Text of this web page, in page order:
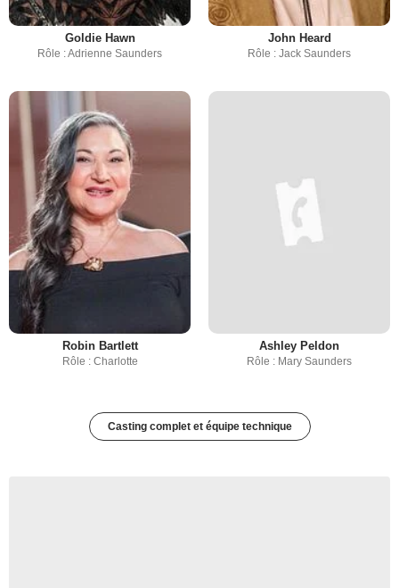
Goldie Hawn
Rôle : Adrienne Saunders
John Heard
Rôle : Jack Saunders
Robin Bartlett
Rôle : Charlotte
Ashley Peldon
Rôle : Mary Saunders
Casting complet et équipe technique